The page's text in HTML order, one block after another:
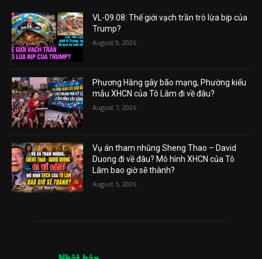
VL-09.08: Thế giới vạch trần trò lừa bịp của
Trump?
August 9, 2026
Phương Hằng gây bão mạng, Phường kiểu
mẫu XHCN của Tô Lâm đi về đâu?
August 7, 2026
Vụ án tham nhũng Sheng Thao – David
Duong đi về đâu? Mô hình XHCN của Tô
Lâm bao giờ sẽ thành?
August 5, 2026